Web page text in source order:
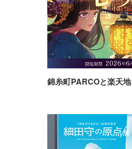
錦糸町PARCOと楽天